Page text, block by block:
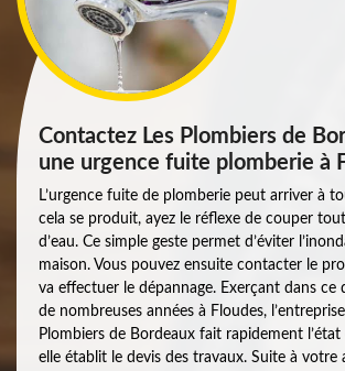
Contactez Les Plombiers de
une urgence fuite plomberie à
L’urgence fuite de plomberie peut arriver à
cela se produit, ayez le réflexe de couper
d’eau. Ce simple geste permet d’éviter
maison. Vous pouvez ensuite contacter le
va effectuer le dépannage. Exerçant dans ce
de nombreuses années à Floudes,
Plombiers de Bordeaux fait rapidement l’état
elle établit le devis des travaux. Suite à votre